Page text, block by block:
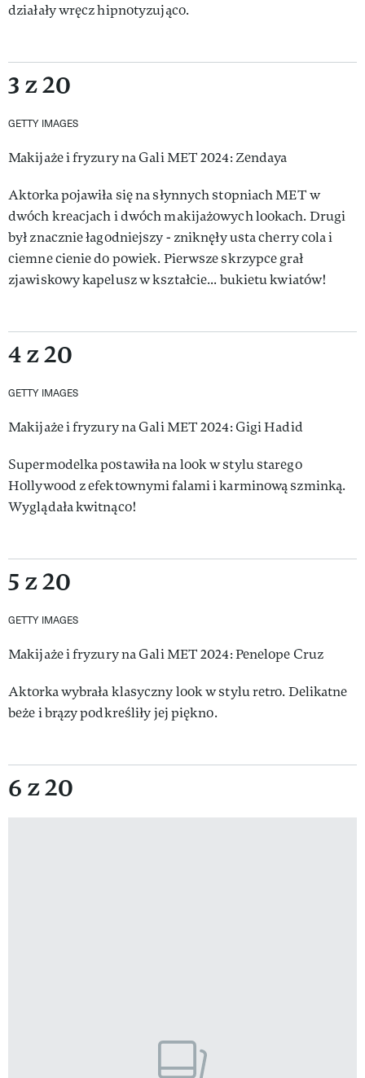
działały wręcz hipnotyzująco.
3 z 20
GETTY IMAGES
Makijaże i fryzury na Gali MET 2024: Zendaya
Aktorka pojawiła się na słynnych stopniach MET w
dwóch kreacjach i dwóch makijażowych lookach. Drugi
był znacznie łagodniejszy - zniknęły usta cherry cola i
ciemne cienie do powiek. Pierwsze skrzypce grał
zjawiskowy kapelusz w kształcie... bukietu kwiatów!
4 z 20
GETTY IMAGES
Makijaże i fryzury na Gali MET 2024: Gigi Hadid
Supermodelka postawiła na look w stylu starego
Hollywood z efektownymi falami i karminową szminką.
Wyglądała kwitnąco!
5 z 20
GETTY IMAGES
Makijaże i fryzury na Gali MET 2024: Penelope Cruz
Aktorka wybrała klasyczny look w stylu retro. Delikatne
beże i brązy podkreśliły jej piękno.
6 z 20